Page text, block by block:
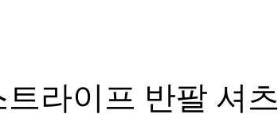
라이프 반팔 셔츠